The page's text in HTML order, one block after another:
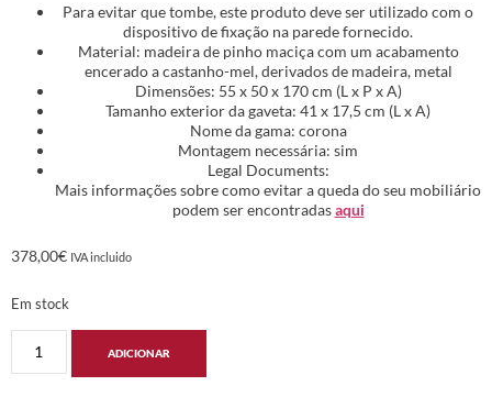
Para evitar que tombe, este produto deve ser utilizado com o
dispositivo de fixação na parede fornecido.
Material: madeira de pinho maciça com um acabamento
encerado a castanho-mel, derivados de madeira, metal
Dimensões: 55 x 50 x 170 cm (L x P x A)
Tamanho exterior da gaveta: 41 x 17,5 cm (L x A)
Nome da gama: corona
Montagem necessária: sim
Legal Documents:
Mais informações sobre como evitar a queda do seu mobiliário
podem ser encontradasaqui
378,00€ IVA incluido
Em stock
ADICIONAR